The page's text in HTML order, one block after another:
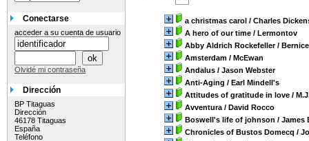
a christmas carol / Charles
A hero of our time / Lermontov
Abby Aldrich Rockefeller/
Amsterdam / McEwan
Andalus / Jason Webster
Anti-Aging / Earl Mindell's
Attitudes of gratitude in love /
Avventura / David Rocco
Boswell's life of johnson / James
Chronicles of Bustos Domecq /
Conectarse
acceder a su cuenta de usuario
Olvidé mi contraseña
Dirección
BP Titaguas
Dirección
46178 Titaguas
España
Teléfono